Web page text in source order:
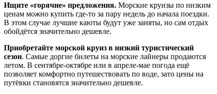
Ищите «горячие» предложения. Морские круизы по низким
ценам можно купить где-то за пару недель до начала поездки.
В этом случае лучшие каюты будут уже заняты, но сам отдых
обойдётся значительно дешевле.
Приобретайте морской круиз в низкий туристический
сезон. Самые доргие билеты на морские лайнеры продаются
летом. В сентябре-октябре или в апреле-мае погода ещё
позволяет комфортно путешествовать по воде, зато цены на
путёвки становятся значительно дешевле.